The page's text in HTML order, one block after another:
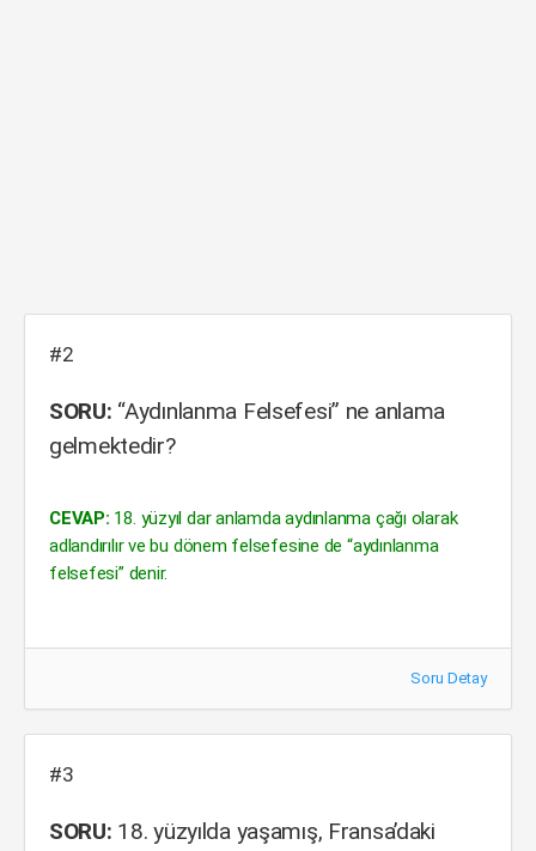
#2
SORU: “Aydınlanma Felsefesi” ne anlama
gelmektedir?
CEVAP: 18. yüzyıl dar anlamda aydınlanma çağı olarak
adlandırılır ve bu dönem felsefesine de “aydınlanma
felsefesi” denir.
Soru Detay
#3
SORU: 18. yüzyılda yaşamış, Fransa’daki